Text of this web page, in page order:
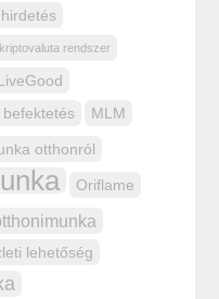
kriptovaluta rendszer
befektetés MLM
otthonról
Oriflame
lehetőség